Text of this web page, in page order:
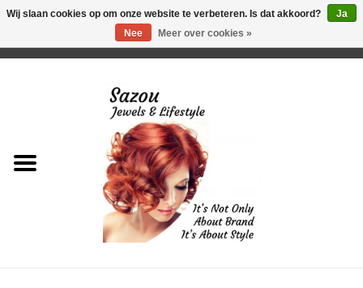
Just for Him
Wij slaan cookies op om onze website te verbeteren. Is dat akkoord?
Ja
Nee
Meer over cookies »